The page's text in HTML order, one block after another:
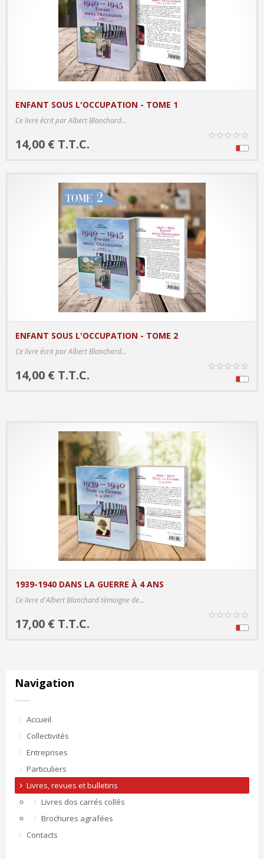
ENFANT SOUS L'OCCUPATION - TOME 1
Ce livre écrit par Albert Blanchard...
14,00 € T.T.C.
☆☆☆☆☆
ENFANT SOUS L'OCCUPATION - TOME 2
Ce livre écrit par Albert Blanchard...
14,00 € T.T.C.
☆☆☆☆☆
1939-1940 DANS LA GUERRE À 4 ANS
Ce livre d'Albert Blanchard témoigne de...
17,00 € T.T.C.
☆☆☆☆☆
Navigation
Accueil
Collectivités
Entreprises
Particuliers
Livres, revues et bulletins
Livres dos carrés collés
Brochures agrafées
Contacts